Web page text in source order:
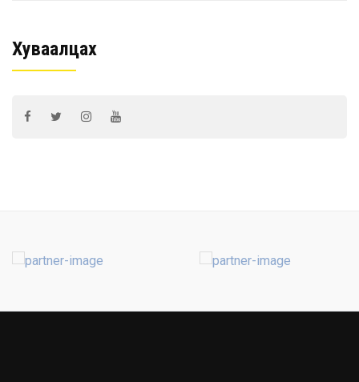
Хуваалцах